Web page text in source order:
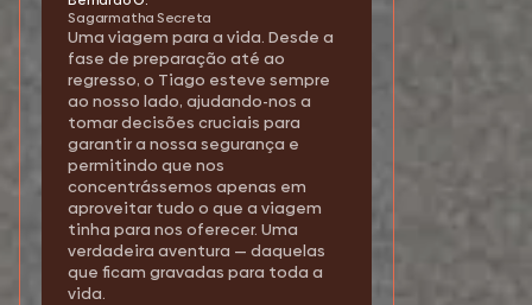
Sagarmatha Secreta
Uma viagem para a vida. Desde a
fase de preparação até ao
regresso, o Tiago esteve sempre
ao nosso lado, ajudando-nos a
tomar decisões cruciais para
garantir a nossa segurança e
permitindo que nos
concentrássemos apenas em
aproveitar tudo o que a viagem
tinha para nos oferecer. Uma
verdadeira aventura — daquelas
que ficam gravadas para toda a
vida.